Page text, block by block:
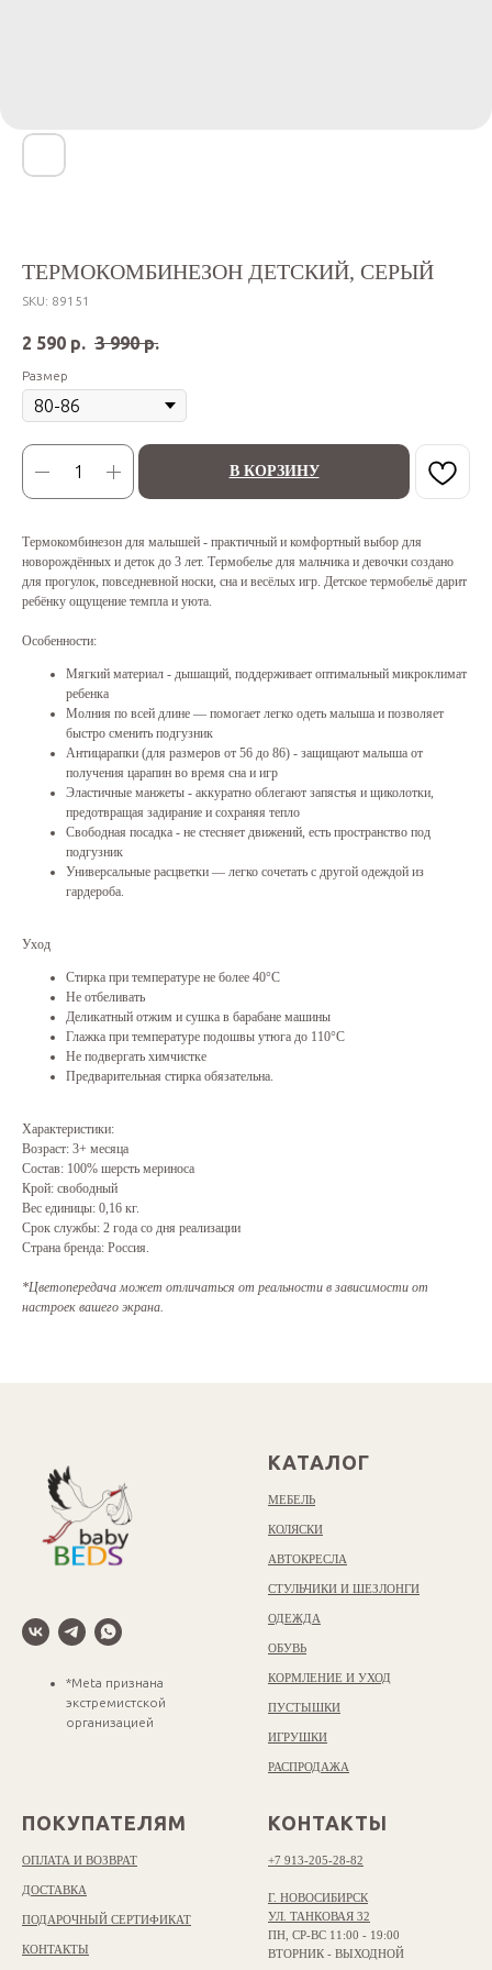
ТЕРМОКОМБИНЕЗОН ДЕТСКИЙ, СЕРЫЙ
SKU: 89151
2 590 р. 3 990 р.
Размер
В КОРЗИНУ
Термокомбинезон для малышей - практичный и комфортный выбор для
новорождённых и деток до 3 лет. Термобелье для мальчика и девочки создано
для прогулок, повседневной носки, сна и весёлых игр. Детское термобельё дарит
ребёнку ощущение темпла и уюта.
Особенности:
Мягкий материал - дышащий, поддерживает оптимальный микроклимат
ребенка
Молния по всей длине — помогает легко одеть малыша и позволяет
быстро сменить подгузник
Антицарапки (для размеров от 56 до 86) - защищают малыша от
получения царапин во время сна и игр
Эластичные манжеты - аккуратно облегают запястья и щиколотки,
предотвращая задирание и сохраняя тепло
Свободная посадка - не стесняет движений, есть пространство под
подгузник
Универсальные расцветки — легко сочетать с другой одеждой из
гардероба.
Уход
Стирка при температуре не более 40°С
Не отбеливать
Деликатный отжим и сушка в барабане машины
Глажка при температуре подошвы утюга до 110°С
Не подвергать химчистке
Предварительная стирка обязательна.
Характеристики:
Возраст: 3+ месяца
Состав: 100% шерсть мериноса
Крой: свободный
Вес единицы: 0,16 кг.
Срок службы: 2 года со дня реализации
Страна бренда: Россия.
*Цветопередача может отличаться от реальности в зависимости от
настроек вашего экрана.
*Meta признана
экстремистской
организацией
КАТАЛОГ
МЕБЕЛЬ
КОЛЯСКИ
АВТОКРЕСЛА
СТУЛЬЧИКИ И ШЕЗЛОНГИ
ОДЕЖДА
ОБУВЬ
КОРМЛЕНИЕ И УХОД
ПУСТЫШКИ
ИГРУШКИ
РАСПРОДАЖА
ПОКУПАТЕЛЯМ
ОПЛАТА И ВОЗВРАТ
ДОСТАВКА
ПОДАРОЧНЫЙ СЕРТИФИКАТ
КОНТАКТЫ
КОНТАКТЫ
+7 913-205-28-82
Г. НОВОСИБИРСК
УЛ. ТАНКОВАЯ 32
ПН, СР-ВС 11:00 - 19:00
ВТОРНИК - ВЫХОДНОЙ